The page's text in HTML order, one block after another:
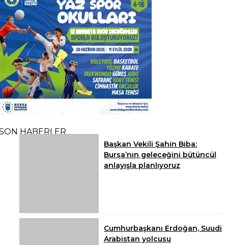
HABERLER
Başkan Vekili Şahin Biba:
Bursa’nın geleceğini bütüncül
anlayışla planlıyoruz
Cumhurbaşkanı Erdoğan, Suudi
Arabistan yolcusu